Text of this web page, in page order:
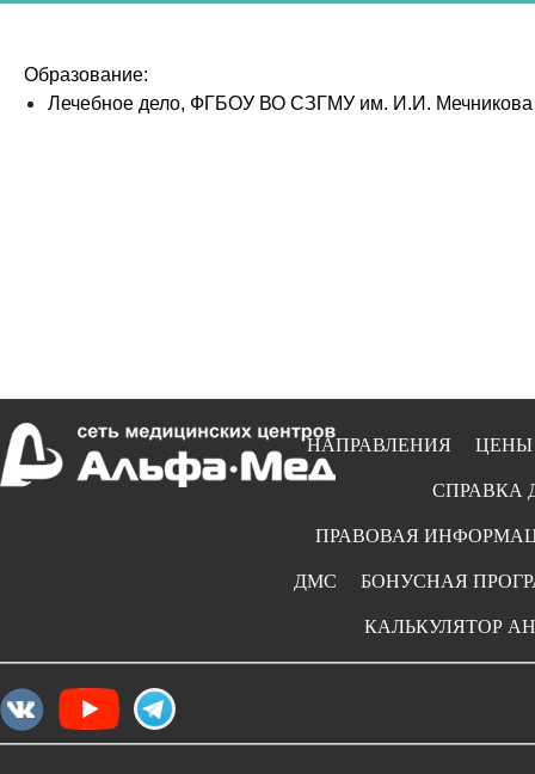
Образование:
Лечебное дело, ФГБОУ ВО СЗГМУ им. И.И. Мечникова
ЦЕНЫ
НАПРАВЛЕНИЯ
СПРАВКА
ПРАВОВАЯ
БОНУСНАЯ
ДМС
КАЛЬКУЛЯТОР